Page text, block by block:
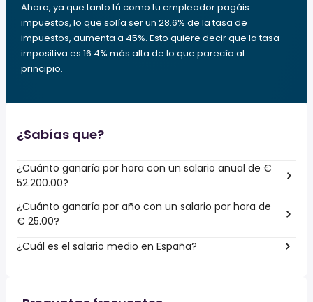
Ahora, ya que tanto tú como tu empleador pagáis
impuestos, lo que solía ser un 28.6% de la tasa de
impuestos, aumenta a 45%. Esto quiere decir que la tasa
impositiva es 16.4% más alta de lo que parecía al
principio.
¿Sabías que?
¿Cuánto ganaría por hora con un salario anual de €
52.200.00?
¿Cuánto ganaría por año con un salario por hora de
€ 25.00?
¿Cuál es el salario medio en España?